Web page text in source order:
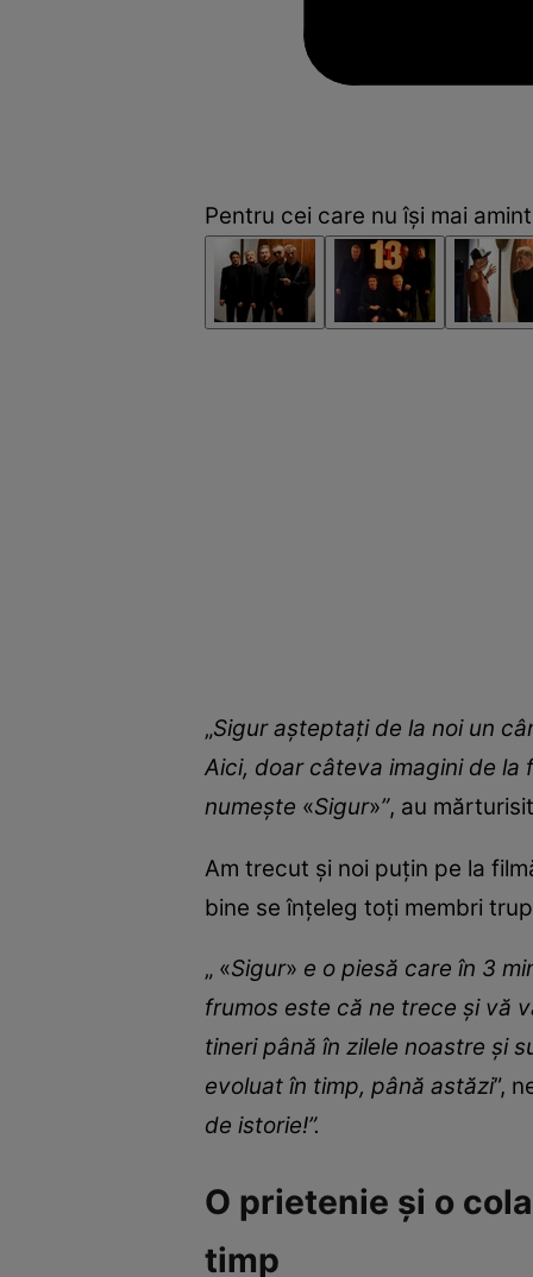
Pentru cei care nu își mai
„Sigur așteptați de la noi un
Aici, doar câteva imagini de la
numește «Sigur»”, au
Am trecut și noi puțin pe la
bine se înțeleg toți membri
„ «Sigur» e o piesă care în 3
frumos este că ne trece și vă
tineri până în zilele noastre și
evoluat în timp, până astăzi”,
de istorie!”.
O prietenie și o
timp